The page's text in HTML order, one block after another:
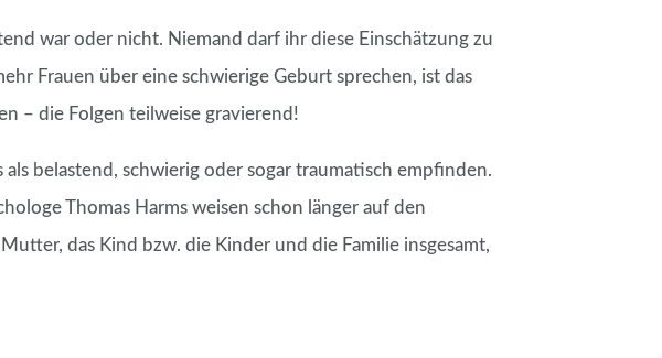
war oder nicht. Niemand darf ihr diese Einschätzung zu
Frauen über eine schwierige Geburt sprechen, ist das
– die Folgen teilweise gravierend!
belastend, schwierig oder sogar traumatisch empfinden.
Thomas Harms weisen schon länger auf den
das Kind bzw. die Kinder und die Familie insgesamt,